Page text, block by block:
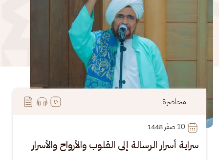
محاضرة
10 صفَر 1448
سراية أسرار الرسالة إلى القلوب والأرواح والأسرار